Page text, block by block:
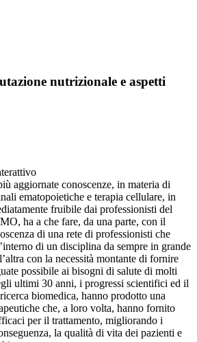
nutrizionale e aspetti
aggiornate conoscenze, in materia di
ematopoietiche e terapia cellulare, in
fruibile dai professionisti del
ha a che fare, da una parte, con il
di una rete di professionisti che
di un disciplina da sempre in grande
con la necessità montante di fornire
possibile ai bisogni di salute di molti
ultimi 30 anni, i progressi scientifici ed il
biomedica, hanno prodotto una
che, a loro volta, hanno fornito
per il trattamento, migliorando i
la qualità di vita dei pazienti e